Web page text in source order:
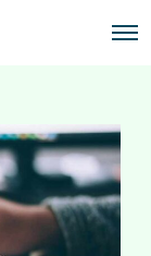
O
e
n
u